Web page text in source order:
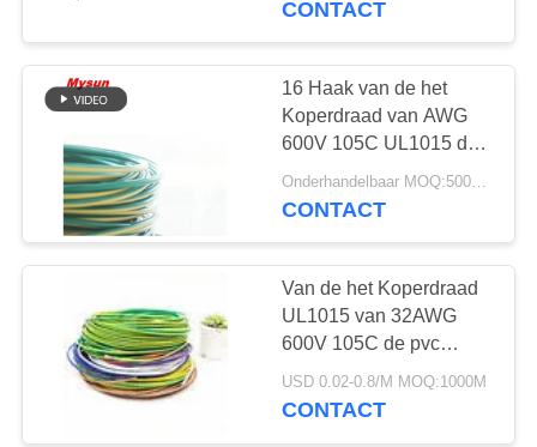
CONTACT
16 Haak van de het
Koperdraad van AWG
600V 105C UL1015 de
pvc Geïsoleerde op
Kabel
Onderhandelbaar MOQ:5000 PCs
CONTACT
Van de het Koperdraad
UL1015 van 32AWG
600V 105C de pvc
Geïsoleerde Vuurvaste
Draad
USD 0.02-0.8/M MOQ:1000M
CONTACT